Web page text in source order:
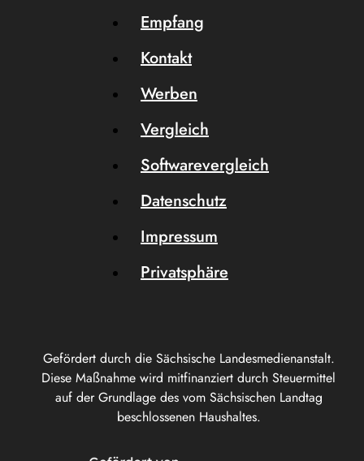
Gefördert durch die Sächsische Landesmedienanstalt.
Diese Maßnahme wird mitfinanziert durch Steuermittel
auf der Grundlage des vom Sächsischen Landtag
beschlossenen Haushaltes.
Empfang
Kontakt
Werben
Vergleich
Softwarevergleich
Datenschutz
Impressum
Privatsphäre